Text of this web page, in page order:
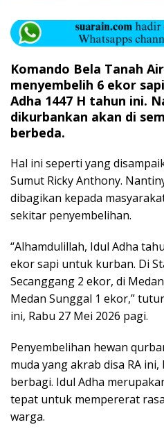
Komando Bela Tanah
menyembelih 6 ekor
Adha 1447 H tahun ini.
dikurbankan akan di
berbeda.
Hal ini seperti yang
Sumut Ricky Anthony.
dibagikan kepada
sekitar penyembelihan.
“Alhamdulillah, Idul Adha
ekor sapi untuk kurban. Di
Secanggang 2 ekor, di
Medan Sunggal 1 ekor,”
ini, Rabu 27 Mei 2026 pagi.
Penyembelihan hewan
muda yang akrab disa RA
berbagi. Idul Adha
tepat untuk mempererat
warga.